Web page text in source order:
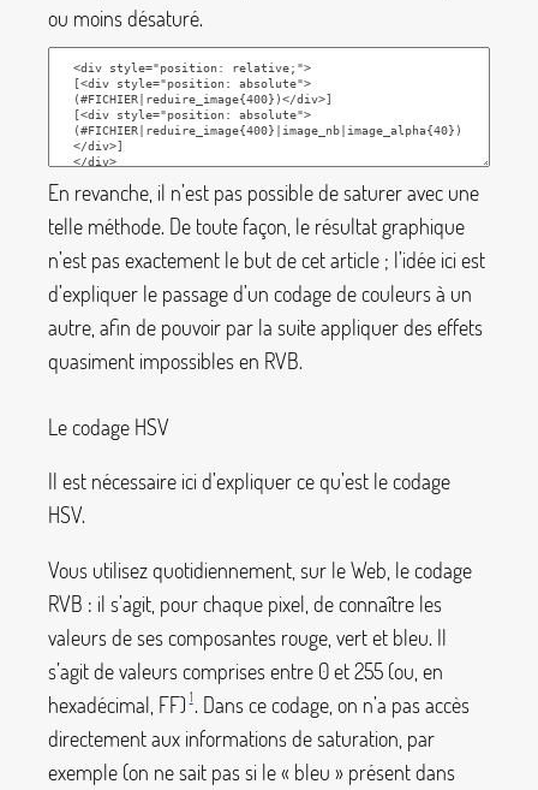
ou moins désaturé.
En revanche, il n’est pas possible de saturer avec une
telle méthode. De toute façon, le résultat graphique
n’est pas exactement le but de cet article ; l’idée ici est
d’expliquer le passage d’un codage de couleurs à un
autre, afin de pouvoir par la suite appliquer des effets
quasiment impossibles en RVB.
Le codage HSV
Il est nécessaire ici d’expliquer ce qu’est le codage
HSV.
Vous utilisez quotidiennement, sur le Web, le codage
RVB : il s’agit, pour chaque pixel, de connaître les
valeurs de ses composantes rouge, vert et bleu. Il
s’agit de valeurs comprises entre 0 et 255 (ou, en
hexadécimal, FF) 1. Dans ce codage, on n’a pas accès
directement aux informations de saturation, par
exemple (on ne sait pas si le « bleu » présent dans